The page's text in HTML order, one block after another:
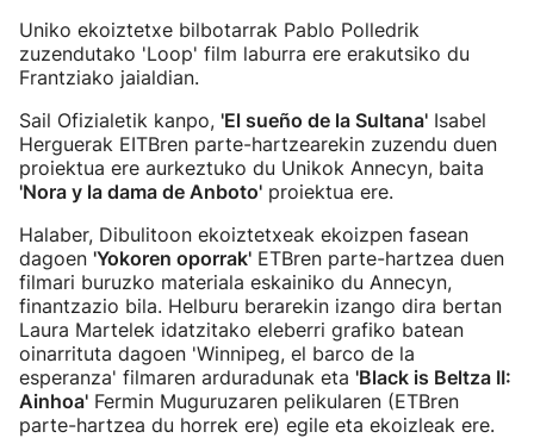
Uniko ekoiztetxe bilbotarrak Pablo Polledrik
zuzendutako 'Loop' film laburra ere erakutsiko du
Frantziako jaialdian.
Sail Ofizialetik kanpo, 'El sueño de la Sultana' Isabel
Herguerak EITBren parte-hartzearekin zuzendu duen
proiektua ere aurkeztuko du Unikok Annecyn, baita
'Nora y la dama de Anboto' proiektua ere.
Halaber, Dibulitoon ekoiztetxeak ekoizpen fasean
dagoen 'Yokoren oporrak' ETBren parte-hartzea duen
filmari buruzko materiala eskainiko du Annecyn,
finantzazio bila. Helburu berarekin izango dira bertan
Laura Martelek idatzitako eleberri grafiko batean
oinarrituta dagoen 'Winnipeg, el barco de la
esperanza' filmaren arduradunak eta 'Black is Beltza II:
Ainhoa' Fermin Muguruzaren pelikularen (ETBren
parte-hartzea du horrek ere) egile eta ekoizleak ere.